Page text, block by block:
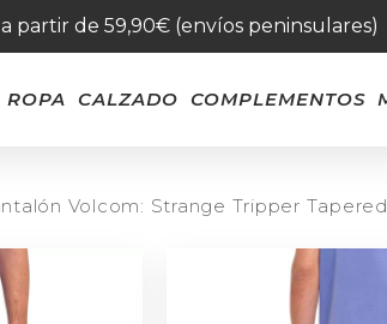
partir de 59,90€ (envíos peninsulares)
ROPA CALZADO COMPLEMENTOS
Volcom: Strange Tripper